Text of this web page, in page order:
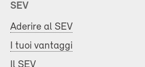
SEV
Aderire al SEV
I tuoi vantaggi